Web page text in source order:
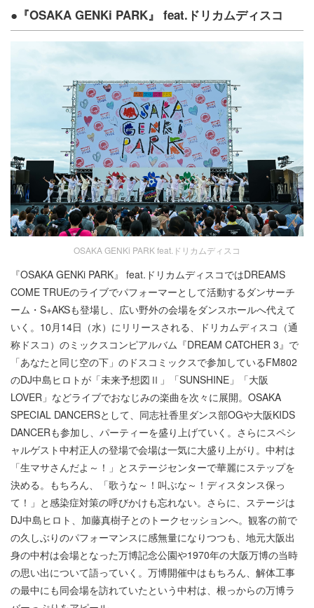
●『OSAKA GENKi PARK』 feat.ドリカムディスコ
OSAKA GENKi PARK feat.ドリカムディスコ
『OSAKA GENKi PARK』 feat.ドリカムディスコではDREAMS
COME TRUEのライブでパフォーマーとして活動するダンサーチ
ーム・S+AKSも登場し、広い野外の会場をダンスホールへ代えて
いく。10月14日（水）にリリースされる、ドリカムディスコ（通
称ドスコ）のミックスコンピアルバム『DREAM CATCHER 3』で
「あなたと同じ空の下」のドスコミックスで参加しているFM802
のDJ中島ヒロトが「未来予想図Ⅱ」「SUNSHINE」「大阪
LOVER」などライブでおなじみの楽曲を次々に展開。OSAKA
SPECIAL DANCERSとして、同志社香里ダンス部OGや大阪KIDS
DANCERも参加し、パーティーを盛り上げていく。さらにスペシ
ャルゲスト中村正人の登場で会場は一気に大盛り上がり。中村は
「生マサさんだよ～！」とステージセンターで華麗にステップを
決める。もちろん、「歌うな～！叫ぶな～！ディスタンス保っ
て！」と感染症対策の呼びかけも忘れない。さらに、ステージは
DJ中島ヒロト、加藤真樹子とのトークセッションへ。観客の前で
の久しぶりのパフォーマンスに感無量になりつつも、地元大阪出
身の中村は会場となった万博記念公園や1970年の大阪万博の当時
の思い出について語っていく。万博開催中はもちろん、解体工事
の最中にも同会場を訪れていたという中村は、根っからの万博ラ